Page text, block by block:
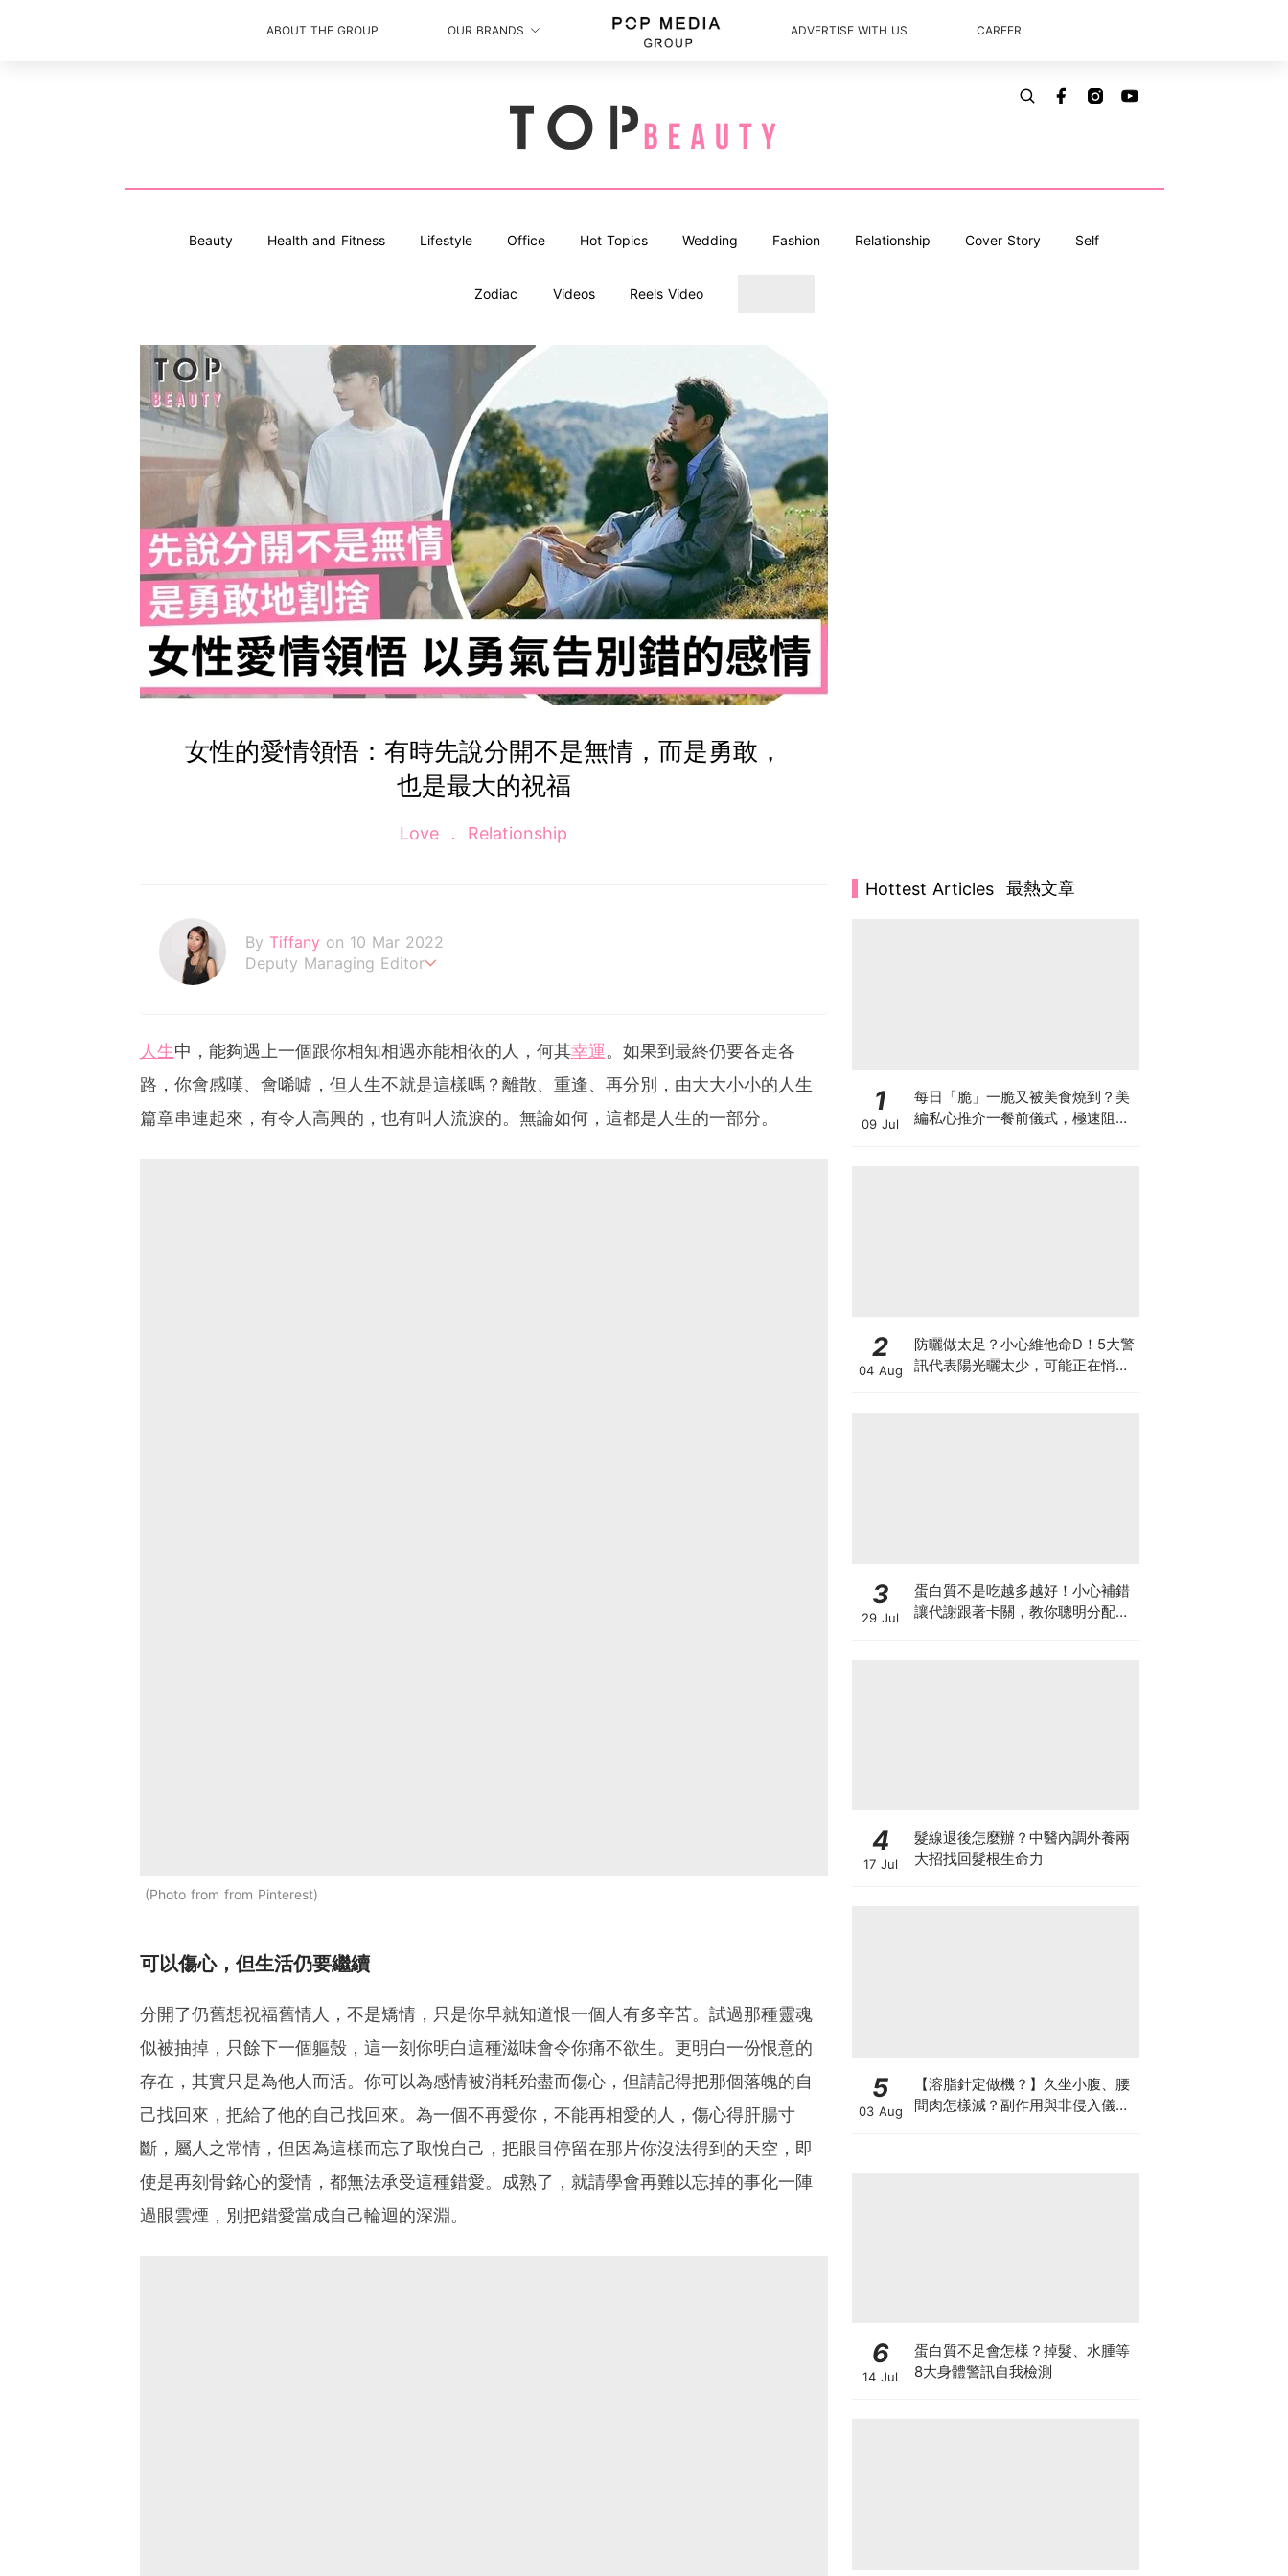
ABOUT THE GROUP OUR BRANDS ADVERTISE WITH US CAREER
Beauty Health and Fitness Lifestyle Office Hot Topics Wedding Fashion Relationship Cover Story Self
Zodiac Videos Reels Video
女性的愛情領悟：有時先說分開不是無情，而是勇敢，
也是最大的祝福
Love Relationship
By Tiffany on 10 Mar 2022
Deputy Managing Editor
人生中，能夠遇上一個跟你相知相遇亦能相依的人，何其幸運。如果到最終仍要各走各
路，你會感嘆、會唏噓，但人生不就是這樣嗎？離散、重逢、再分別，由大大小小的人生
篇章串連起來，有令人高興的，也有叫人流淚的。無論如何，這都是人生的一部分。
Photo from from Pinterest
可以傷心，但生活仍要繼續
分開了仍舊想祝福舊情人，不是矯情，只是你早就知道恨一個人有多辛苦。試過那種靈魂
似被抽掉，只餘下一個軀殼，這一刻你明白這種滋味會令你痛不欲生。更明白一份恨意的
存在，其實只是為他人而活。你可以為感情被消耗殆盡而傷心，但請記得把那個落魄的自
己找回來，把給了他的自己找回來。為一個不再愛你，不能再相愛的人，傷心得肝腸寸
斷，屬人之常情，但因為這樣而忘了取悅自己，把眼目停留在那片你沒法得到的天空，即
使是再刻骨銘心的愛情，都無法承受這種錯愛。成熟了，就請學會再難以忘掉的事化一陣
過眼雲煙，別把錯愛當成自己輪迴的深淵。
Hottest Articles 最熱文章
1
09 Jul
每日「脆」一脆又被美食燒到？美
編私心推介一餐前儀式，極速阻碳
2
04 Aug
防曬做太足？小心維他命D！5大警
訊代表陽光曬太少，可能正在悄悄
3
29 Jul
蛋白質不是吃越多越好！小心補錯
讓代謝跟著卡關，教你聰明分配三
4
17 Jul
髮線退後怎麼辦？中醫內調外養兩
大招找回髮根生命力
5
03 Aug
【溶脂針定做機？】久坐小腹、腰
間肉怎樣減？副作用與非侵入儀器
6
14 Jul
蛋白質不足會怎樣？掉髮、水腫等
8大身體警訊自我檢測